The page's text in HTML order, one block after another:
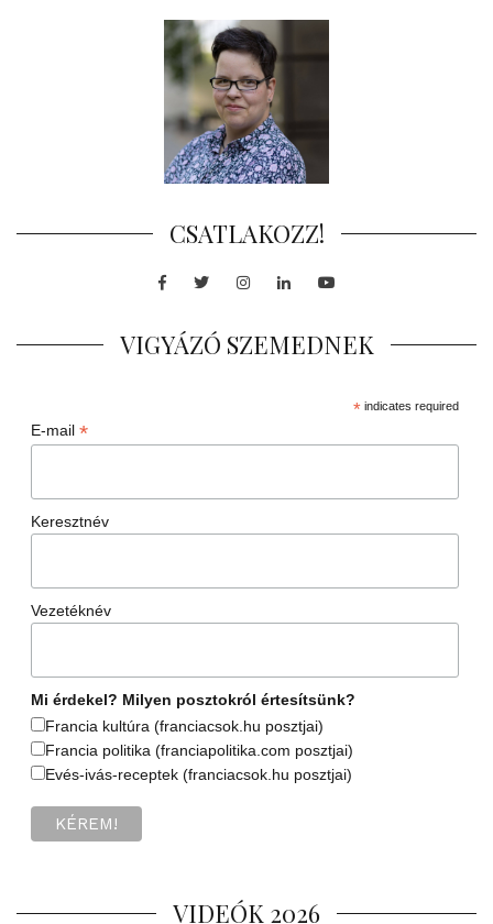
CSATLAKOZZ!
Facebook
TwitterInstagram
LinkedInYoutube
VIGYÁZÓ SZEMEDNEK
*indicates required
E-mail *
Keresztnév
Vezetéknév
Mi érdekel? Milyen posztokról értesítsünk?
Francia kultúra (franciacsok.hu posztjai)
Francia politika (franciapolitika.com posztjai)
Evés-ivás-receptek (franciacsok.hu posztjai)
VIDEÓK 2026